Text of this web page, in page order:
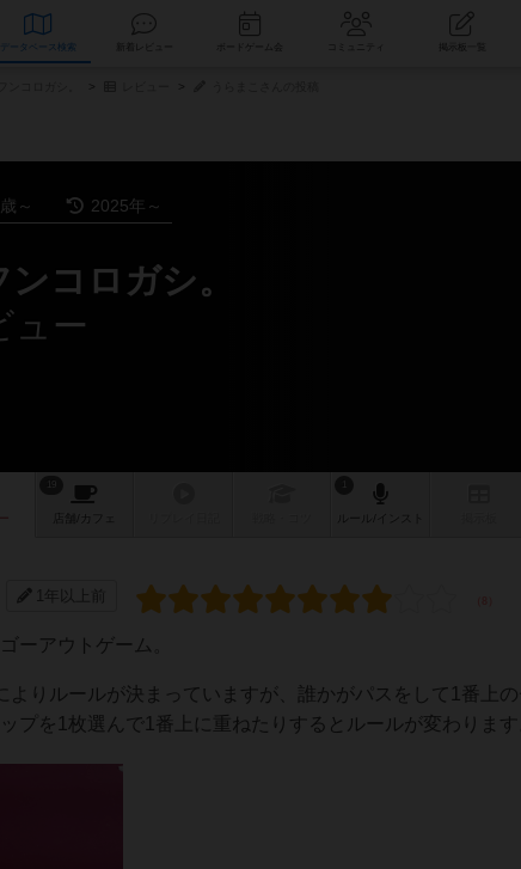
データベース コミュニティ
～ 2025年～
コロガシ。
ュー
店舗/ カフェ
1年以上前
ーアウトゲーム。
よりルールが決まっていますが、誰かがパスをして1番上の
プを1枚選んで1番上に重ねたりするとルールが変わります